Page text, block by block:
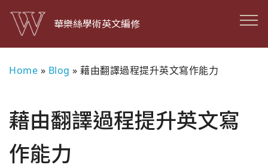
華樂絲學術英文編修
Home » Blog » 藉由翻譯過程提升英文寫作能力
藉由翻譯過程提升英文寫
作能力